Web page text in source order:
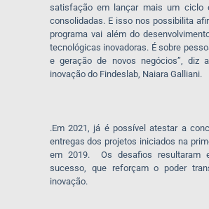
satisfação em lançar mais um ciclo
consolidadas. E isso nos possibilita
programa vai além do
tecnológicas inovadoras. É sobre
e geração de novos negócios”, diz
inovação do Findeslab, Naiara Galliani.
.Em 2021, já é possível atestar a
entregas dos projetos iniciados na
em 2019. Os desafios resultaram
sucesso, que reforçam o poder
inovação.